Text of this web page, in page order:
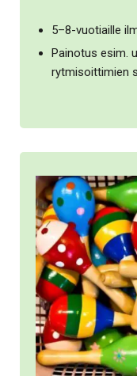
5–8-vuotiaille
Painotus esim.
rytmisoittimien